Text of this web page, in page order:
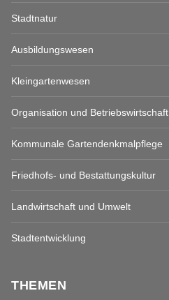
Stadtnatur
Ausbildungswesen
Kleingartenwesen
Organisation und Betriebswirtschaft
Kommunale Gartendenkmalpflege
Friedhofs- und Bestattungskultur
Landwirtschaft und Umwelt
Stadtentwicklung
THEMEN